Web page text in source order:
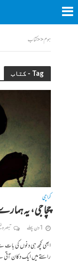
ہوم<<کتاب
Tag - کتاب
کراچی
چچا جی، یہ
1 دن پہلے تبصرہ
ابھی کچھ ہی دنوں کی بات
راستے میں ایک دکان آتی